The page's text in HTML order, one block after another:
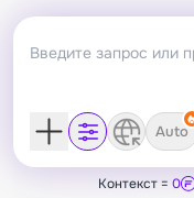
Auto
Контекст = 0